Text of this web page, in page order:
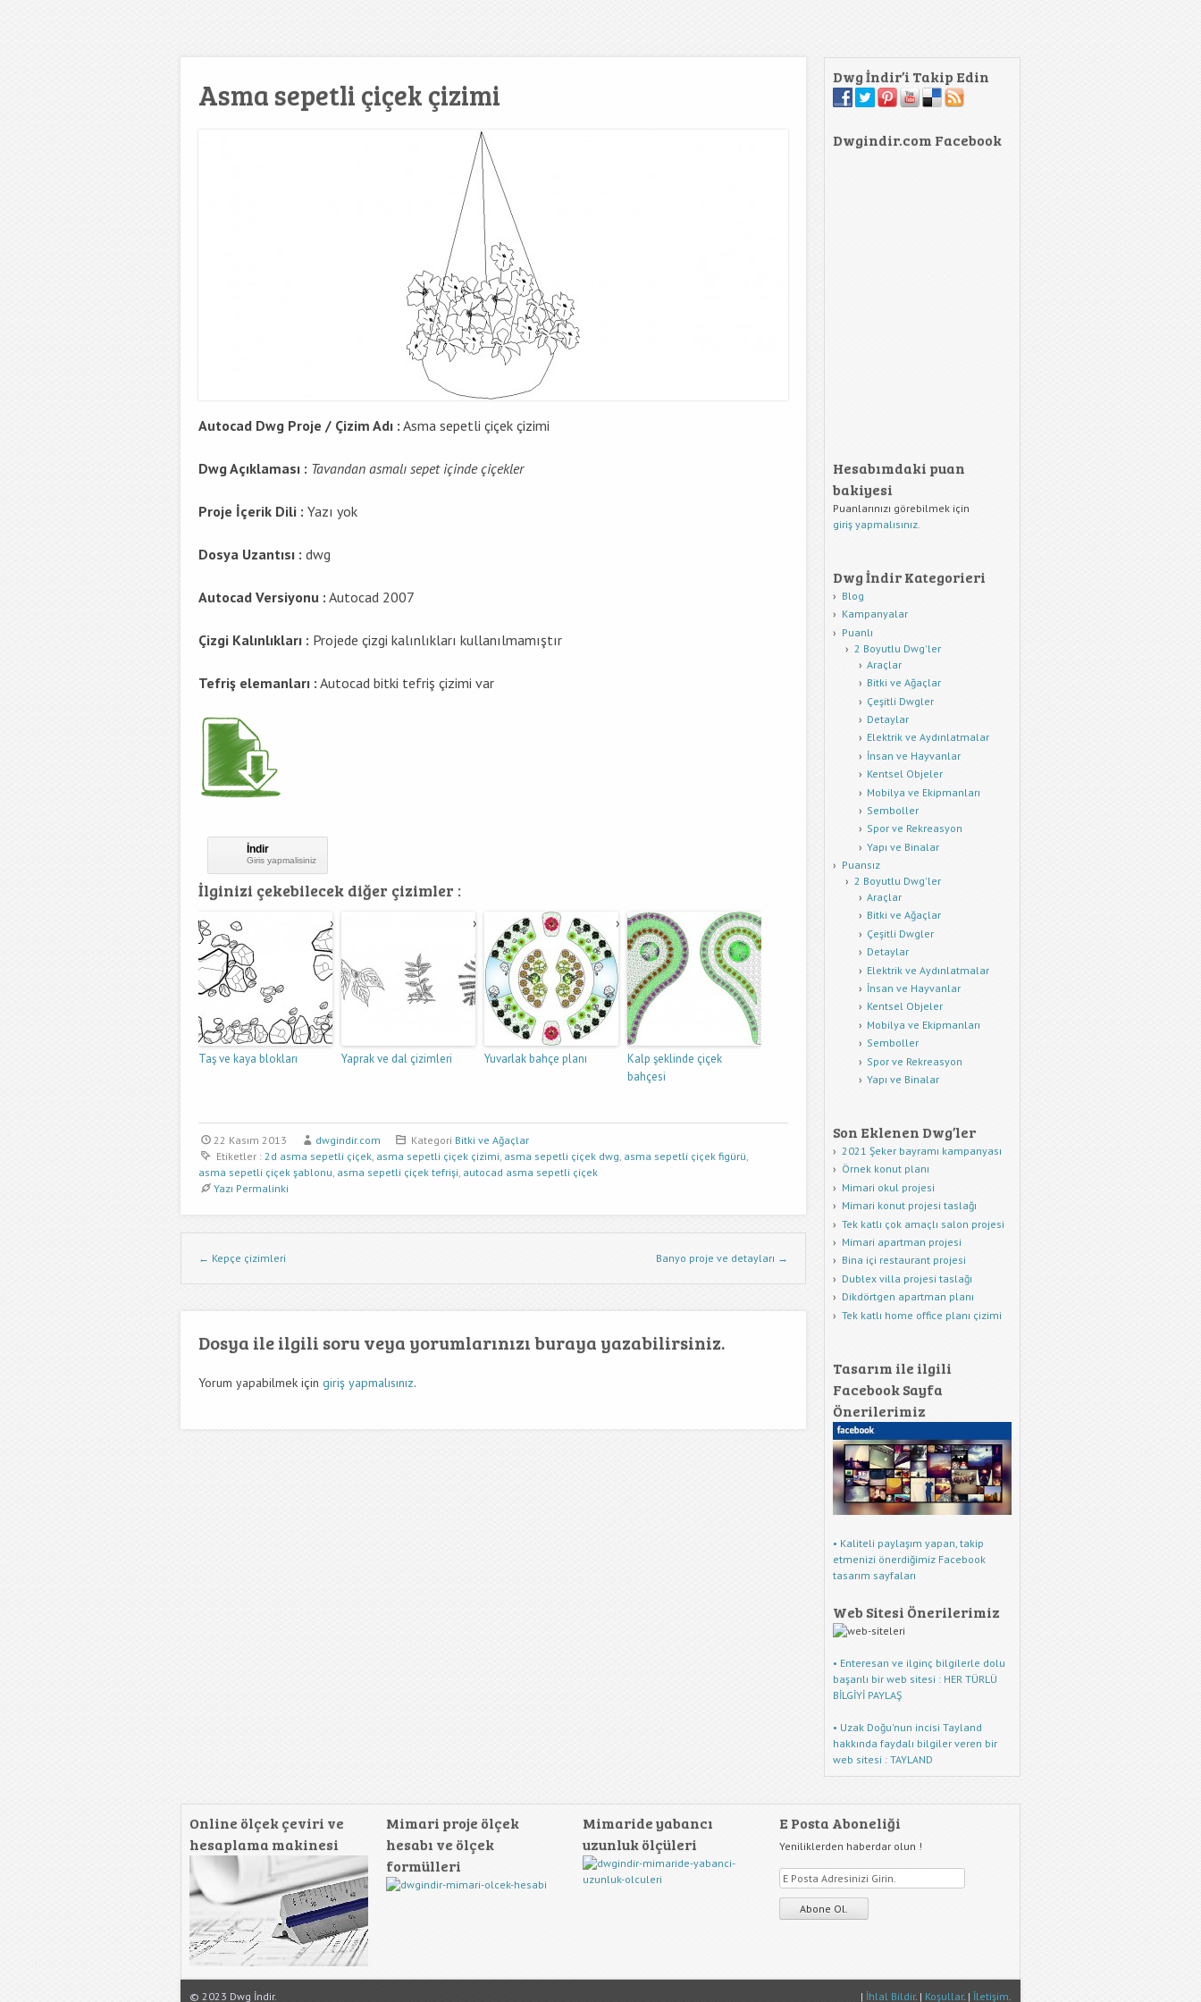
Asma sepetli çiçek çizimi
Autocad Dwg Proje / Çizim Adı : Asma sepetli çiçek çizimi
Dwg Açıklaması : Tavandan asmalı sepet içinde çiçekler
Proje İçerik Dili : Yazı yok
Dosya Uzantısı : dwg
Autocad Versiyonu : Autocad 2007
Çizgi Kalınlıkları : Projede çizgi kalınlıkları kullanılmamıştır
Tefriş elemanları : Autocad bitki tefriş çizimi var
İndir
Giris yapmalisiniz
İlginizi çekebilecek diğer çizimler :
Taş ve kaya blokları Yaprak ve dal çizimleri Yuvarlak bahçe planı
Kalp şeklinde çiçek
bahçesi
22 Kasım 2013 dwgindir.com Kategori Bitki ve Ağaçlar
Etiketler : 2d asma sepetli çiçek, asma sepetli çiçek çizimi, asma sepetli çiçek dwg, asma sepetli çiçek figürü,
asma sepetli çiçek şablonu, asma sepetli çiçek tefrişi, autocad asma sepetli çiçek
Yazı Permalinki
Dwg İndir Yazı Nevigasyonu
← Kepçe çizimleri Banyo proje ve detayları →
Dosya ile ilgili soru veya yorumlarınızı buraya yazabilirsiniz.
Yorum yapabilmek için giriş yapmalısınız.
Dwg İndir’i Takip Edin
Dwgindir.com Facebook
Hesabımdaki puan
bakiyesi
Puanlarınızı görebilmek için
giriş yapmalısınız.
Dwg İndir Kategorieri
Blog
Kampanyalar
Puanlı
2 Boyutlu Dwg'ler
Araçlar
Bitki ve Ağaçlar
Çeşitli Dwgler
Detaylar
Elektrik ve Aydınlatmalar
İnsan ve Hayvanlar
Kentsel Objeler
Mobilya ve Ekipmanları
Semboller
Spor ve Rekreasyon
Yapı ve Binalar
Puansız
2 Boyutlu Dwg'ler
Araçlar
Bitki ve Ağaçlar
Çeşitli Dwgler
Detaylar
Elektrik ve Aydınlatmalar
İnsan ve Hayvanlar
Kentsel Objeler
Mobilya ve Ekipmanları
Semboller
Spor ve Rekreasyon
Yapı ve Binalar
Son Eklenen Dwg’ler
2021 Şeker bayramı kampanyası
Örnek konut planı
Mimari okul projesi
Mimari konut projesi taslağı
Tek katlı çok amaçlı salon projesi
Mimari apartman projesi
Bina içi restaurant projesi
Dublex villa projesi taslağı
Dikdörtgen apartman planı
Tek katlı home office planı çizimi
Tasarım ile ilgili
Facebook Sayfa
Önerilerimiz
• Kaliteli paylaşım yapan, takip
etmenizi önerdiğimiz Facebook
tasarım sayfaları
Web Sitesi Önerilerimiz
• Enteresan ve ilginç bilgilerle dolu
başarılı bir web sitesi : HER TÜRLÜ
BİLGİYİ PAYLAŞ
• Uzak Doğu'nun incisi Tayland
hakkında faydalı bilgiler veren bir
web sitesi : TAYLAND
Online ölçek çeviri ve
hesaplama makinesi
Mimari proje ölçek
hesabı ve ölçek
formülleri
Mimaride yabancı
uzunluk ölçüleri
E Posta Aboneliği
Yeniliklerden haberdar olun !
© 2023 Dwg İndir. | İhlal Bildir. | Koşullar. | İletişim